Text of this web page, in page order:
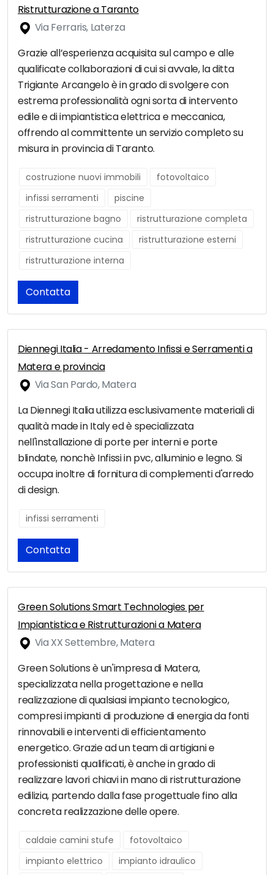
Ristrutturazione a Taranto
Via Ferraris, Laterza
Grazie all’esperienza acquisita sul campo e alle
qualificate collaborazioni di cui si avvale, la ditta
Trigiante Arcangelo è in grado di svolgere con
estrema professionalità ogni sorta di intervento
edile e di impiantistica elettrica e meccanica,
offrendo al committente un servizio completo su
misura in provincia di Taranto.
costruzione nuovi immobili
fotovoltaico
infissi serramenti
piscine
ristrutturazione bagno
ristrutturazione completa
ristrutturazione cucina
ristrutturazione esterni
ristrutturazione interna
Contatta
Diennegi Italia - Arredamento Infissi e Serramenti a
Matera e provincia
Via San Pardo, Matera
La Diennegi Italia utilizza esclusivamente materiali di
qualità made in Italy ed è specializzata
nell'installazione di porte per interni e porte
blindate, nonchè Infissi in pvc, alluminio e legno. Si
occupa inoltre di fornitura di complementi d'arredo
di design.
infissi serramenti
Contatta
Green Solutions Smart Technologies per
Impiantistica e Ristrutturazioni a Matera
Via XX Settembre, Matera
Green Solutions è un'impresa di Matera,
specializzata nella progettazione e nella
realizzazione di qualsiasi impianto tecnologico,
compresi impianti di produzione di energia da fonti
rinnovabili e interventi di efficientamento
energetico. Grazie ad un team di artigiani e
professionisti qualificati, è anche in grado di
realizzare lavori chiavi in mano di ristrutturazione
edilizia, partendo dalla fase progettuale fino alla
concreta realizzazione delle opere.
caldaie camini stufe
fotovoltaico
impianto elettrico
impianto idraulico